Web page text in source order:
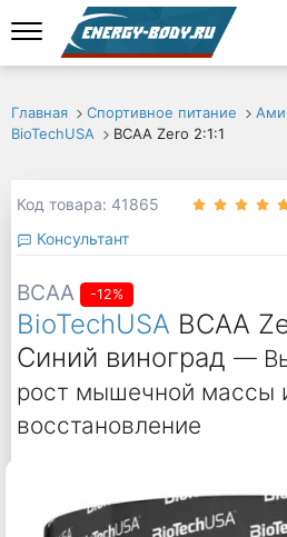
Главная Спортивное питание
BioTechUSA
BCAA Zero 2:1:1
Код товара: 41865
Консультант
BCAA -12%
BioTechUSA BCAA
Синий виноград —
рост мышечной массы
восстановление